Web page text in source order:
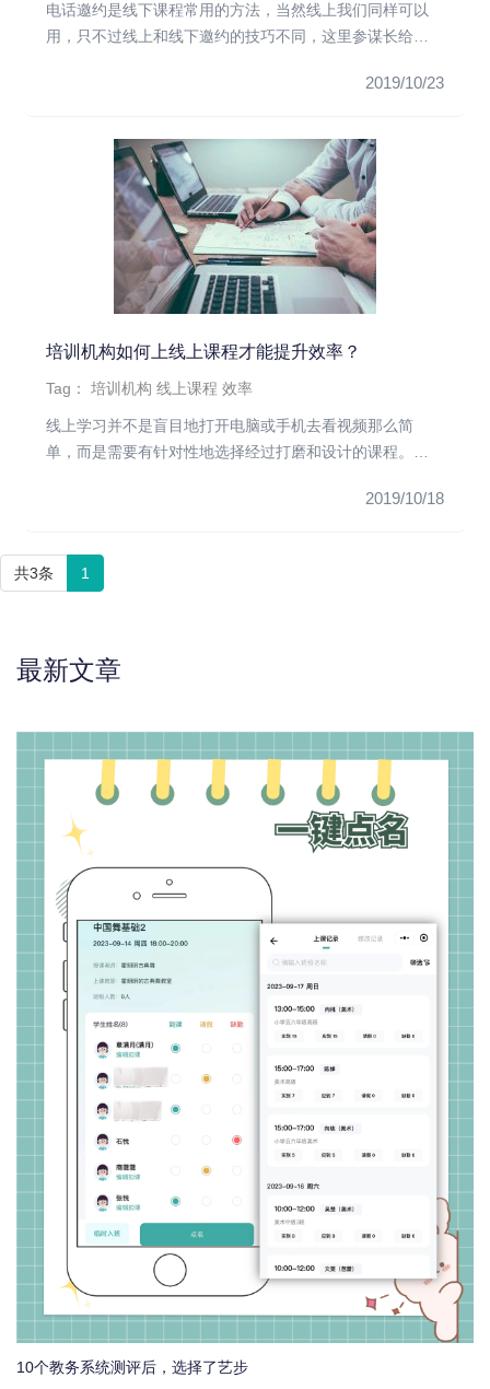
电话邀约是线下课程常用的方法，当然线上我们同样可以
用，只不过线上和线下邀约的技巧不同，这里参谋长给大
2019/10/23
培训机构如何上线上课程才能提升效率？
Tag：培训机构 线上课程 效率
线上学习并不是盲目地打开电脑或手机去看视频那么简
单，而是需要有针对性地选择经过打磨和设计的课程。这
2019/10/18
共3条 1
最新文章
10个教务系统测评后，选择了艺步